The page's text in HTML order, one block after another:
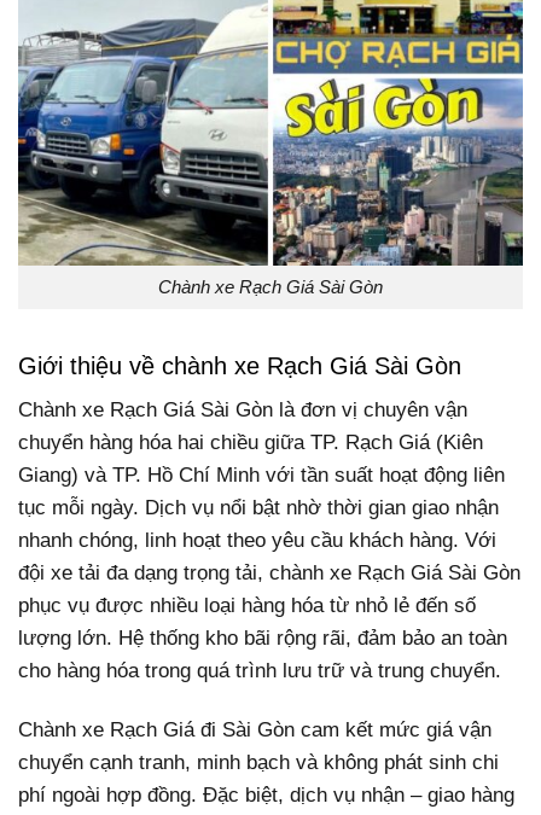
Chành xe Rạch Giá Sài Gòn
Giới thiệu về chành xe Rạch Giá Sài Gòn
Chành xe Rạch Giá Sài Gòn là đơn vị chuyên vận
chuyển hàng hóa hai chiều giữa TP. Rạch Giá (Kiên
Giang) và TP. Hồ Chí Minh với tần suất hoạt động liên
tục mỗi ngày. Dịch vụ nổi bật nhờ thời gian giao nhận
nhanh chóng, linh hoạt theo yêu cầu khách hàng. Với
đội xe tải đa dạng trọng tải, chành xe Rạch Giá Sài Gòn
phục vụ được nhiều loại hàng hóa từ nhỏ lẻ đến số
lượng lớn. Hệ thống kho bãi rộng rãi, đảm bảo an toàn
cho hàng hóa trong quá trình lưu trữ và trung chuyển.
Chành xe Rạch Giá đi Sài Gòn cam kết mức giá vận
chuyển cạnh tranh, minh bạch và không phát sinh chi
phí ngoài hợp đồng. Đặc biệt, dịch vụ nhận – giao hàng